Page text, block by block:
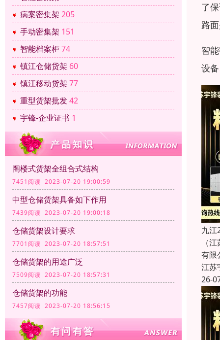
病案密集架 205
手动密集架 151
智能档案柜74
镇江仓储货架 60
镇江移动货架 77
重型货架批发42
宇锋-企业证书 1
阁楼式货架全组合式结构
7451阅读 2023-07-20 19:00:59
中型仓储货架具备如下作用
7439阅读 2023-07-20 19:00:18
仓储货架设计要求
7701阅读 2023-07-20 18:57:51
仓储货架的用途广泛
7509阅读 2023-07-20 18:57:31
仓储货架的功能
7457阅读 2023-07-20 18:56:15
了
路
智
设
九江
（
有
江苏
26-